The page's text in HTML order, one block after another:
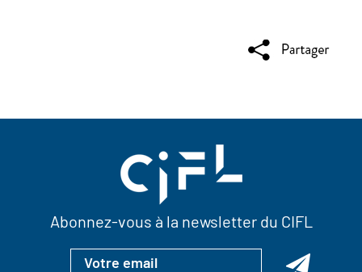
Abonnez-vous à la newsletter du CIFL